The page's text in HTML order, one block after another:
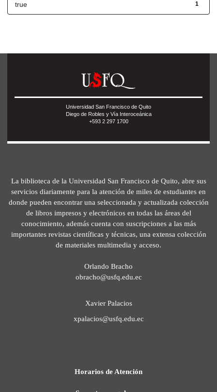
1
true
Universidad San Francisco de Quito
Diego de Robles y Vía Interoceánica
+593 2 297 1700
La biblioteca de la Universidad San Francisco de Quito, abre sus
servicios diariamente para la atención de miles de estudiantes en
donde pueden encontrar una seleccionada y actualizada colección
de libros impresos y electrónicos en todas las áreas del
conocimiento, además cuenta con suscripciones a las más
importantes revistas científicas y técnicas, una extensa colección
de materiales multimedia y acceso.
Orlando Bracho
obracho@usfq.edu.ec
Xavier Palacios
xpalacios@usfq.edu.ec
Horarios de Atención